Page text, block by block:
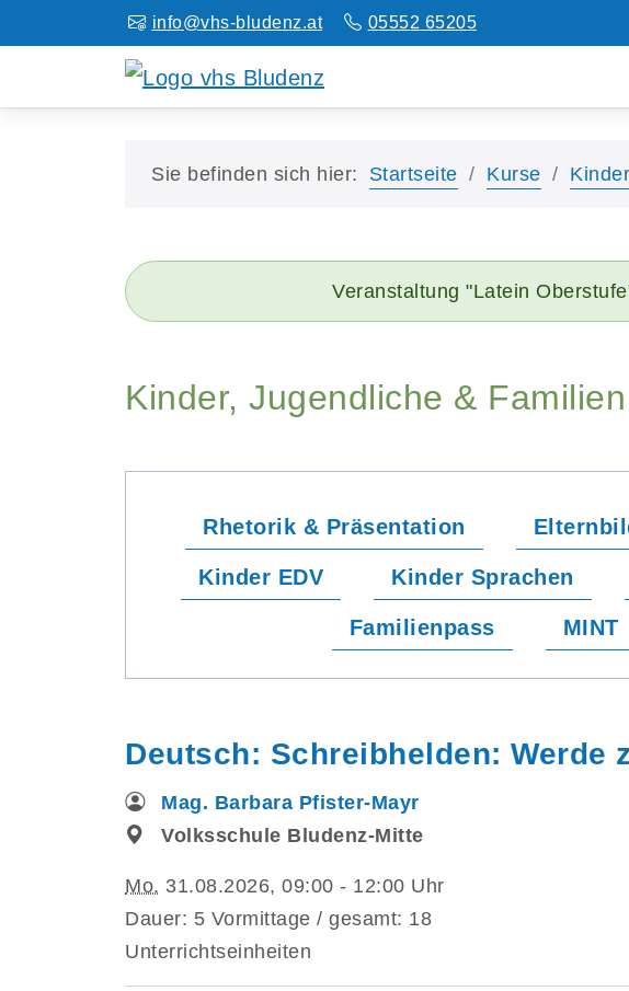
info@vhs-bludenz.at 05552 65205
Sie befinden sich hier: Startseite Kurse
Veranstaltung "Latein
Kinder, Jugendliche & Familien
Rhetorik & Präsentation
Kinder EDV Kinder Sprachen
Familienpass MINT
Deutsch: Schreibhelden: Werde
Mag. Barbara Pfister-Mayr
Volksschule Bludenz-Mitte
Mo. 31.08.2026, 09:00 - 12:00 Uhr
Dauer: 5 Vormittage / gesamt: 18
Unterrichtseinheiten